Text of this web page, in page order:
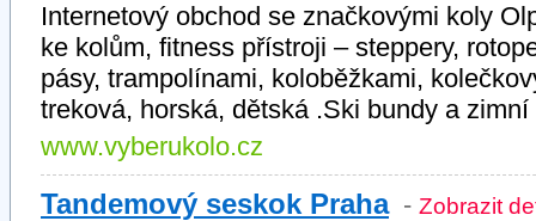
Internetový obchod se značkovými koly
ke kolům, fitness přístroji – steppery,
pásy, trampolínami, koloběžkami,
treková, horská, dětská .Ski bundy a
www.vyberukolo.cz
Tandemový seskok Praha - Zobrazit